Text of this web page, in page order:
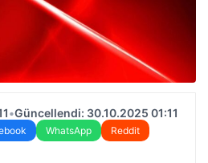
•Güncellendi: 30.10.2025 01:11
WhatsApp
Reddit